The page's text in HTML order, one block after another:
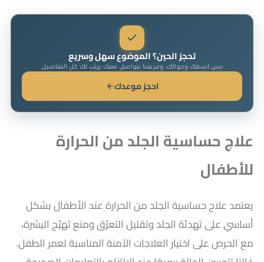
تحجز الحين؟ الموضوع سهل وسريع
بس اسمك وجوالك، وفريقنا يتواصل معك يرتب لك كل التفاصيل
احجز موعدك
علاج حساسية الجلد من الحرارة
للأطفال
يعتمد علاج حساسية الجلد من الحرارة عند الأطفال بشكل
أساسي على تهدئة الجلد وتقليل التعرّق ومنع تهيّج البشرة،
مع الحرص على اختيار العلاجات الآمنة المناسبة لعمر الطفل.